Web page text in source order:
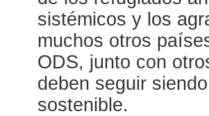
sistémicos y los
muchos otros
ODS, junto con
deben seguir
sostenible.